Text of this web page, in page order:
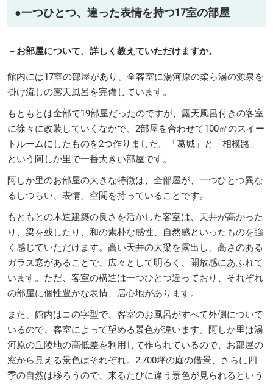
●一つひとつ、違った表情を持つ17室の部屋
－お部屋について、詳しく教えていただけますか。
館内には17室の部屋があり、全客室に湯河原の柔ら湯の源泉を
掛け流しの露天風呂を完備しています。
もともとは全部で19部屋だったのですが、露天風呂付きの客室
に徐々に改装していくなかで、2部屋を合わせて100㎡のスイー
トルームにしたものを2つ作りました。「葛城」と「相模路」
という阿しか里で一番大きい部屋です。
阿しか里のお部屋の大きな特徴は、全部屋が、一つひとつ異な
るしつらい、表情、空間を持っていることです。
もともとの木造建築の良さを活かした客室は、天井が高かった
り、梁を残したり、和の素朴な感性、自然感といったものを強
く感じていただけます。高い天井の大梁を露出し、高さのある
ガラス窓があることで、広々として明るく、開放感にあふれて
います。ただ、客室の構造は一つひとつ違っており、それぞれ
の部屋に個性豊かな表情、居心地があります。
また、館内はコの字型で、客室のお風呂がすべて外側について
いるので、客室によって望める景色が違います。阿しか里は湯
河原の丘陵地の高低差を利用して作られているので、お部屋の
窓から見える景色はそれぞれ。2,700坪の庭の借景、さらに四
季の自然は移ろうので、来るたびに違う景色が見られるという